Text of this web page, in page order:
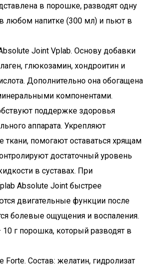
в порошке, разводят одну
любом напитке (300 мл) и пьют в
Joint Vplab. Основу добавки
глюкозамин, хондроитин и
Дополнительно она обогащена
компонентами.
поддержке здоровья
аппарата. Укрепляют
ткани, помогают оставаться хрящам
достаточный уровень
в суставах. При
Absolute Joint быстрее
двигательные функции после
болевые ощущения и воспаления.
г порошка, который разводят в
Forte. Состав: желатин, гидролизат